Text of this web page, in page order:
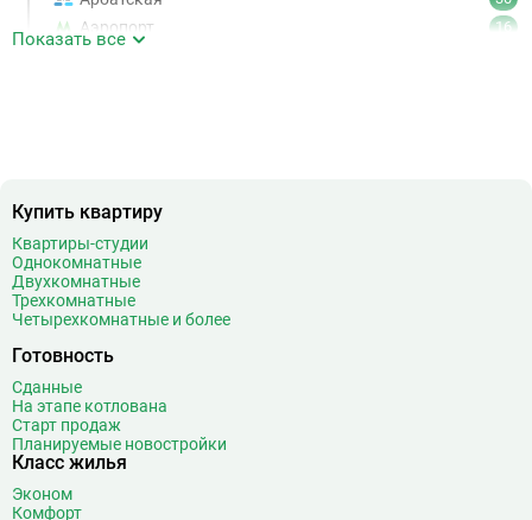
Аэропорт 16
Беговая
Беломорская
Белорусская
Беляево
Бибирево
Библиотека имени Ленина
Битцевский парк
Борисово
Боровицкая
Боровское шоссе
Показать все
Купить квартиру
Квартиры-студии
Однокомнатные
Двухкомнатные
Трехкомнатные
Четырехкомнатные и более
Готовность
Сданные
На этапе котлована
Старт продаж
Планируемые новостройки
Класс жилья
Эконом
Комфорт